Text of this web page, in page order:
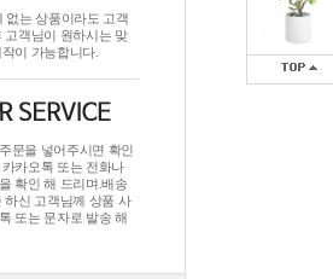
없는 상품이라도 고객
고객님이 원하시는 맞
이 가능합니다.
문을 넣어주시면 확인
카오톡 또는 전화나
확인 해 드리며.배송
하신 고객님께 상품 사
또는 문자로 발송 해